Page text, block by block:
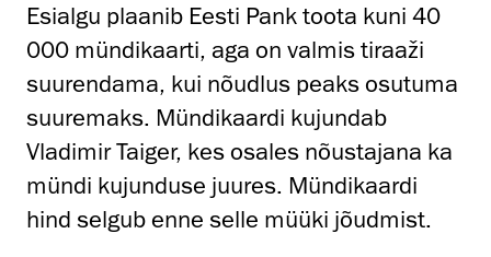
Esialgu plaanib Eesti Pank toota kuni 40
000 mündikaarti, aga on valmis tiraaži
suurendama, kui nõudlus peaks osutuma
suuremaks. Mündikaardi kujundab
Vladimir Taiger, kes osales nõustajana ka
mündi kujunduse juures. Mündikaardi
hind selgub enne selle müüki jõudmist.